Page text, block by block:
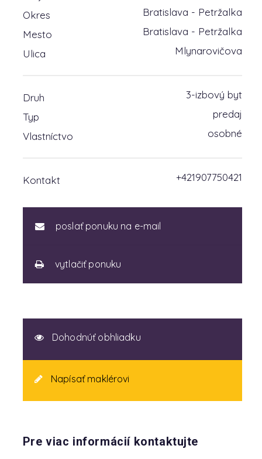
Okres
Bratislava - Petržalka
Mesto
Bratislava - Petržalka
Ulica
Mlynarovičova
Druh
3-izbový byt
Typ
predaj
Vlastníctvo
osobné
Kontakt +421907750421
poslať ponuku na e-mail
vytlačiť ponuku
Dohodnúť obhliadku
Napísať maklérovi
Pre viac informácií kontaktujte